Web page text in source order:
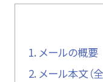
1. メールの概要
2. メール本文（